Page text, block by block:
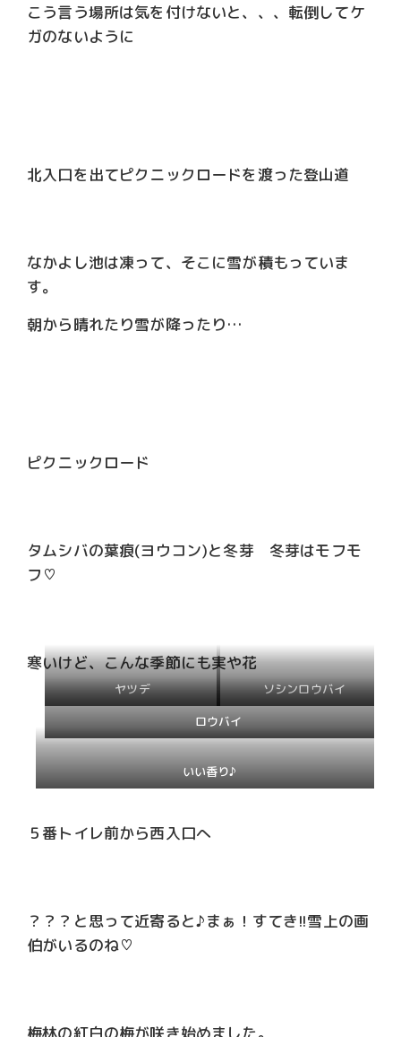
こう言う場所は気を付けないと、、、転倒してケ
ガのないように
北入口を出てピクニックロードを渡った登山道
なかよし池は凍って、そこに雪が積もっていま
す。
朝から晴れたり雪が降ったり…
ピクニックロード
タムシバの葉痕(ヨウコン)と冬芽 冬芽はモフモ
フ♡
寒いけど、こんな季節にも実や花
ヤツデ
ソシンロウバイ
ロウバイ
いい香り♪
５番トイレ前から西入口へ
？？？と思って近寄ると♪まぁ！すてき!!雪上の画
伯がいるのね♡
梅林の紅白の梅が咲き始めました。